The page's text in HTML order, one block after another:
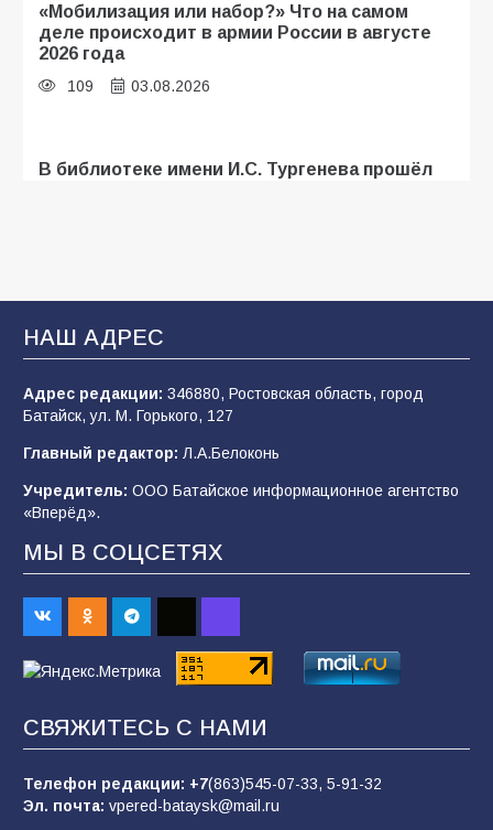
«Мобилизация или набор?» Что на самом
деле происходит в армии России в августе
2026 года
109 03.08.2026
В библиотеке имени И.С. Тургенева прошёл
В Батайске продолжаются дорожные работы
108 04.08.2026
строительные профессии в ходе
спортивного праздника
91
Батайским спортсменам вручили награды
конкурса «Большая перемена»
НАШ АДРЕС
Адрес редакции: 346880, Ростовская область, город
Батайск, ул. М. Горького, 127
Главный редактор: Л.А.Белоконь
Учредитель: ООО Батайское информационное агентство
«Вперёд».
МЫ В СОЦСЕТЯХ
СВЯЖИТЕСЬ С НАМИ
Телефон редакции: +7(863)545-07-33, 5-91-32
Эл. почта: vpered-bataysk@mail.ru